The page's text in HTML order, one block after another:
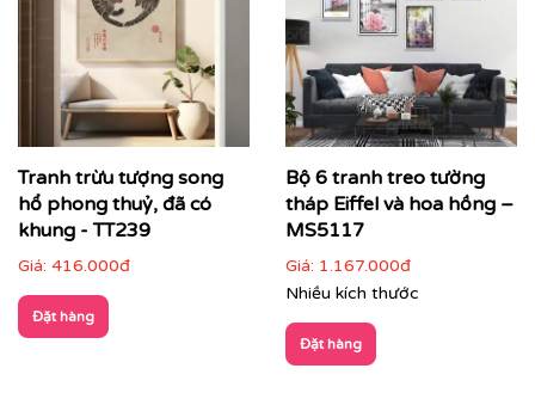
Tranh trừu tượng song
hổ phong thuỷ, đã có
khung - TT239
Giá: 416.000đ
Đặt hàng
Bộ 6 tranh treo tường
tháp Eiffel và hoa hồng –
MS5117
Giá: 1.167.000đ
Nhiều kích thước
Đặt hàng